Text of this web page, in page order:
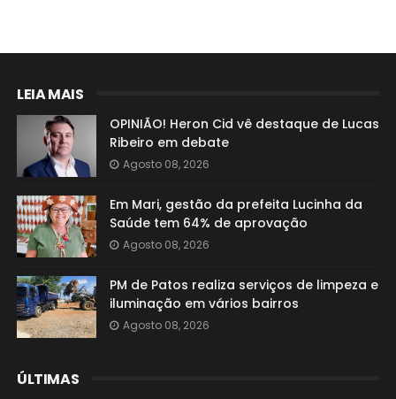
LEIA MAIS
OPINIÃO! Heron Cid vê destaque de Lucas
Ribeiro em debate
Agosto 08, 2026
Em Mari, gestão da prefeita Lucinha da
Saúde tem 64% de aprovação
Agosto 08, 2026
PM de Patos realiza serviços de limpeza e
iluminação em vários bairros
Agosto 08, 2026
ÚLTIMAS